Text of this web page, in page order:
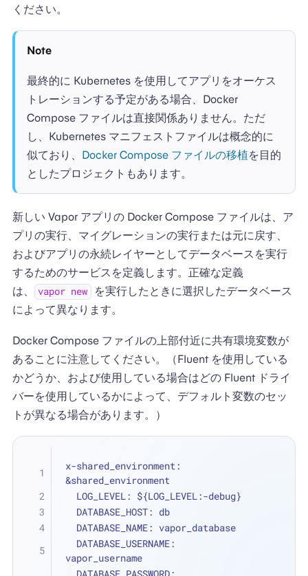
ください。
Note
最終的に Kubernetes を使用してアプリをオーケス
トレーションする予定がある場合、Docker
Compose ファイルは直接関係ありません。ただ
し、Kubernetes マニフェストファイルは概念的に
似ており、 Docker Compose ファイルの移植を目的
としたプロジェクトもあります。
新しい Vapor アプリの Docker Compose ファイルは、ア
プリの実行、マイグレーションの実行または元に戻す、
およびアプリの永続レイヤーとしてデータベースを実行
するためのサービスを定義します。正確な定義
は、
vapor new
を実行したときに選択したデータベース
によって異なります。
Docker Compose ファイルの上部付近に共有環境変数が
あることに注意してください。（Fluent を使用している
かどうか、および使用している場合はどの Fluent ドライ
バーを使用しているかによって、デフォルト変数のセッ
トが異なる場合があります。）
x-shared_environment:
&shared_environment
  LOG_LEVEL: ${LOG_LEVEL:-debug}
  DATABASE_HOST: db
  DATABASE_NAME: vapor_database
vapor_username